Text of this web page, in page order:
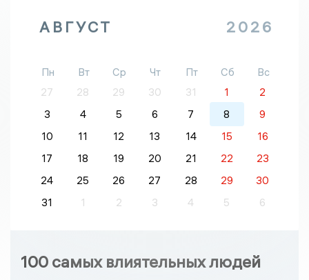
АВГУСТ 2026
Пн Вт Ср Чт Пт Сб
Вс
27
28 29 30 31 1
2
3
4 5 6 7 8
9
10
11 12 13 14 15
16
17
18 19 20 21 22
23
24
25 26 27 28 29
30
31
1 2 3 4 5 6
100 самых влиятельных людей